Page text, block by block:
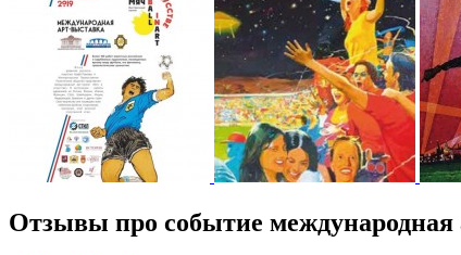
Отзывы про событие международная